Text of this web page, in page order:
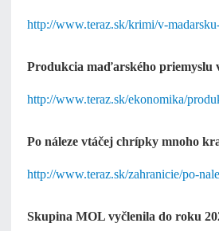
http://www.teraz.sk/krimi/v-
Produkcia maďarského priemyslu
http://www.teraz.sk/ekonomika/
Po náleze vtáčej chrípky mnoho
http://www.teraz.sk/zahranicie/po-
Skupina MOL vyčlenila do roku